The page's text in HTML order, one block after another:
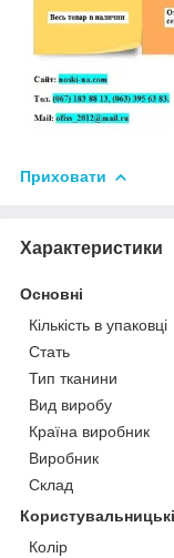
Приховати
Характеристики
Основні
Кількість в упаковці
Стать
Тип тканини
Вид виробу
Країна виробник
Виробник
Склад
Колір